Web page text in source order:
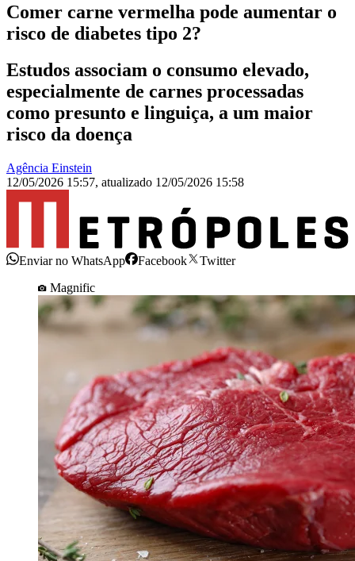
Comer carne vermelha pode aumentar o
risco de diabetes tipo 2?
Estudos associam o consumo elevado,
especialmente de carnes processadas
como presunto e linguiça, a um maior
risco da doença
Agência Einstein
12/05/2026 15:57, atualizado 12/05/2026 15:58
Enviar no WhatsApp Facebook
Twitter
Magnific